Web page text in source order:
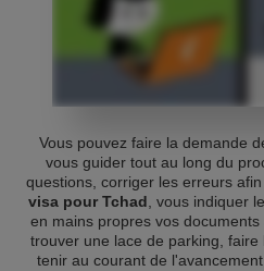
Vous pouvez faire la demande
vous guider tout au long du
questions, corriger les erreurs
visa pour Tchad , vous indiquer
en mains propres vos
trouver une lace de parking,
tenir au courant de